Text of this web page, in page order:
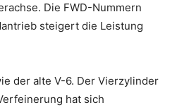
Die FWD-Nummern
steigert die Leistung
der alte V-6. Der Vierzylinder
hat sich